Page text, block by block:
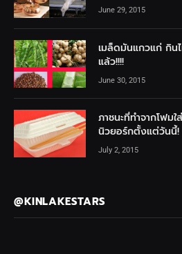
June 29, 2015
เมล็ดมันแกวแก่ กิน
แล้ว!!!!
June 30, 2015
ภาชนะที่ทำจากโฟม
นิวยอร์กตั้งแต่วันนี้!
July 2, 2015
@KINLAKESTARS